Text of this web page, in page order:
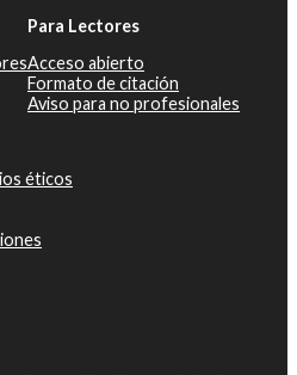
Para Lectores
Acceso abierto
Formato de citación
Aviso para no profesionales
éticos